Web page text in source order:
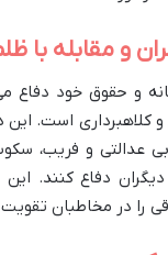
و مقابله با
و حقوق خود دفاع
و کلاهبرداری است.
عدالتی و فریب،
دفاع کنند.
را در مخاطبان